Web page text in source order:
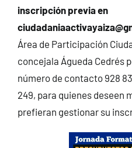
inscripción previa en
Área de Participación
concejala Águeda Cedrés
número de contacto 928
249, para quienes deseen
prefieran gestionar su